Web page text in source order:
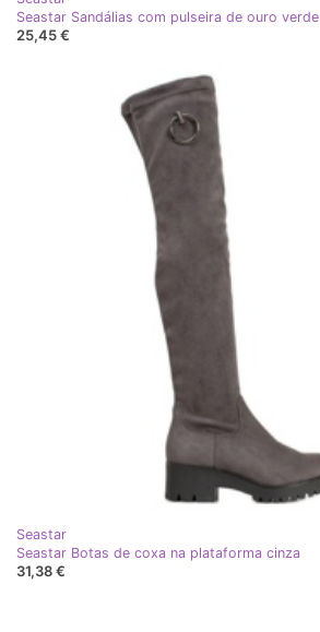
Seastar Sandálias com pulseira de ouro verde
25,45 €
Seastar
Seastar Botas de coxa na plataforma cinza
31,38 €